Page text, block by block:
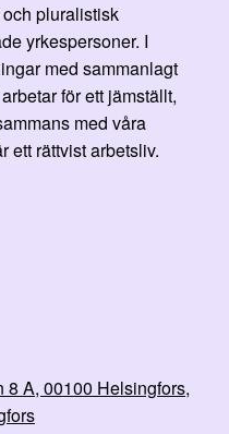
pluralistisk
yrkespersoner. I
med sammanlagt
för ett jämställt,
med våra
ett rättvist arbetsliv.
8 A, 00100 Helsingfors,